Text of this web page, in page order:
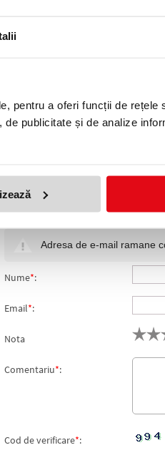
pentru a oferi funcții de rețele
publicitate și de analize
Evidentiatoare Highlighter Grip
varf tesit, mediu, diverse culori,
Adresa de e-mail ramane
Nume*:
Email*:
Nota
Comentariu*:
Cod de verificare*: